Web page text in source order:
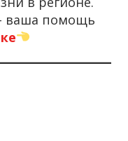
ваша помощь